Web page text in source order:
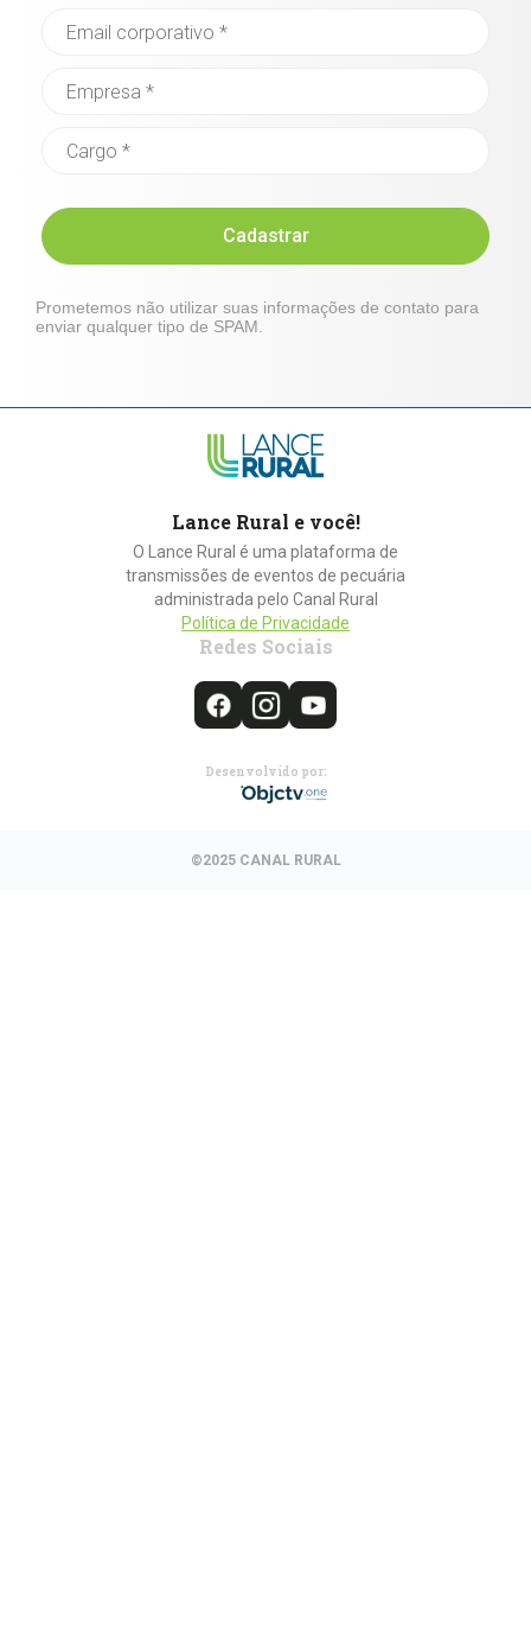
Cadastrar
Prometemos não utilizar suas informações de contato para
enviar qualquer tipo de SPAM.
Lance Rural e você!
O Lance Rural é uma plataforma de
transmissões de eventos de pecuária
administrada pelo Canal Rural
Política de Privacidade
Redes Sociais
Desenvolvido por:
©2025 CANAL RURAL